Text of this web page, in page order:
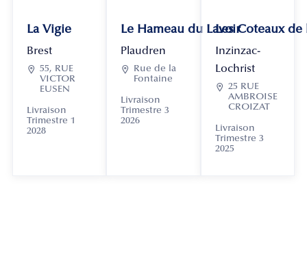
La Vigie
Brest
 55, RUE
VICTOR
EUSEN
Livraison
Trimestre 1
2028
Le Hameau du Lavoir
Plaudren

Rue de la
Fontaine
Livraison
Trimestre 3
2026
Les Coteaux
Inzinzac-
Lochrist
 25 RUE
AMBROISE
CROIZAT
Livraison
Trimestre 3
2025